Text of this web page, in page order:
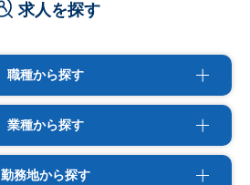
求人を探す
職種から探す
業種から探す
勤務地から探す